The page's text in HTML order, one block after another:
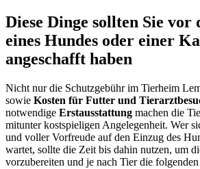
Diese Dinge sollten Sie vor
eines Hundes oder einer
angeschafft haben
Nicht nur die Schutzgebühr im Tierheim
sowie Kosten für Futter und
notwendige Erstausstattung machen die
mitunter kostspieligen Angelegenheit. Wer
und voller Vorfreude auf den Einzug des
wartet, sollte die Zeit bis dahin nutzen, um
vorzubereiten und je nach Tier die